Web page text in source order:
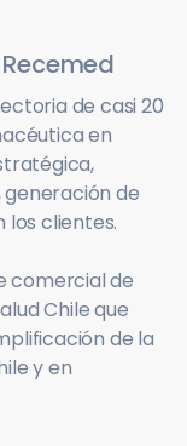
de casi 20
en
de
los clientes.
comercial de
Chile que
de la
y en